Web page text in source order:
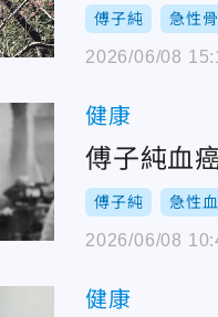
傅子純 急性
2026/06/08
健康
傅子純血
傅子純 急性
2026/06/08
健康